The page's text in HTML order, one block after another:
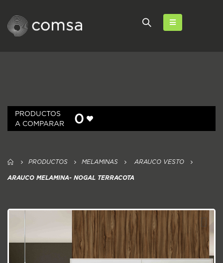
PRODUCTOS
A COMPARAR
0
PRODUCTOS MELAMINAS ARAUCO VESTO
ARAUCO MELAMINA- NOGAL TERRACOTA